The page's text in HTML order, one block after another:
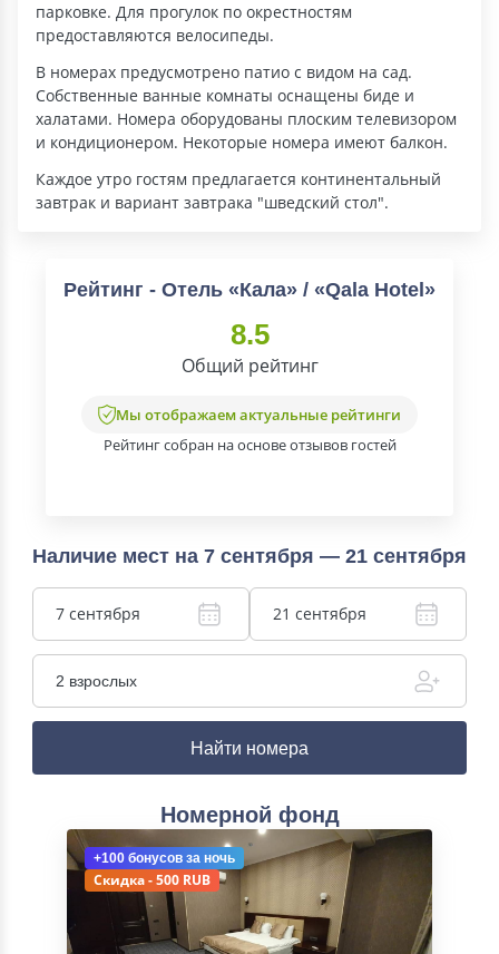
парковке. Для прогулок по окрестностям
предоставляются велосипеды.
В номерах предусмотрено патио с видом на сад.
Собственные ванные комнаты оснащены биде и
халатами. Номера оборудованы плоским телевизором
и кондиционером. Некоторые номера имеют балкон.
Каждое утро гостям предлагается континентальный
завтрак и вариант завтрака "шведский стол".
Рейтинг - Отель «Кала» / «Qala Hotel»
8.5
Общий рейтинг
Мы отображаем актуальные рейтинги
Рейтинг собран на основе отзывов гостей
Наличие мест на 7 сентября — 21 сентября
7 сентября 21 сентября
2 взрослых
Найти номера
Номерной фонд
+100 бонусов за ночь
Скидка - 500 RUB